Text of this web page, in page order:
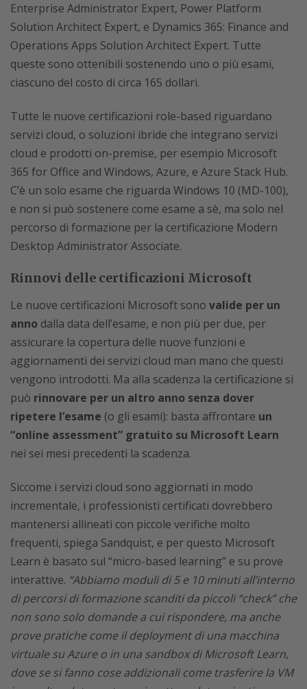
Enterprise Administrator Expert, Power Platform
Solution Architect Expert, e Dynamics 365: Finance and
Operations Apps Solution Architect Expert. Tutte
queste sono ottenibili sostenendo uno o più esami,
ciascuno del costo di circa 165 dollari.
Tutte le nuove certificazioni role-based riguardano
servizi cloud, o soluzioni ibride che integrano servizi
cloud e prodotti on-premise, per esempio Microsoft
365 for Office and Windows, Azure, e Azure Stack Hub.
C’è un solo esame che riguarda Windows 10 (MD-100),
e non si può sostenere come esame a sè, ma solo nel
percorso di formazione per la certificazione Modern
Desktop Administrator Associate.
Rinnovi delle certificazioni Microsoft
Le nuove certificazioni Microsoft sono valide per un
anno dalla data dell’esame, e non più per due, per
assicurare la copertura delle nuove funzioni e
aggiornamenti dei servizi cloud man mano che questi
vengono introdotti. Ma alla scadenza la certificazione si
può rinnovare per un altro anno senza dover
ripetere l’esame (o gli esami): basta affrontare un
“online assessment” gratuito su Microsoft Learn
nei sei mesi precedenti la scadenza.
Siccome i servizi cloud sono aggiornati in modo
incrementale, i professionisti certificati dovrebbero
mantenersi allineati con piccole verifiche molto
frequenti, spiega Sandquist, e per questo Microsoft
Learn è basato sul “micro-based learning” e su prove
interattive. “Abbiamo moduli di 5 e 10 minuti all’interno
di percorsi di formazione scanditi da piccoli “check” che
non sono solo domande a cui rispondere, ma anche
prove pratiche come il deployment di una macchina
virtuale su Azure o in una sandbox di Microsoft Learn,
dove se si fanno cose addizionali come trasferire la VM